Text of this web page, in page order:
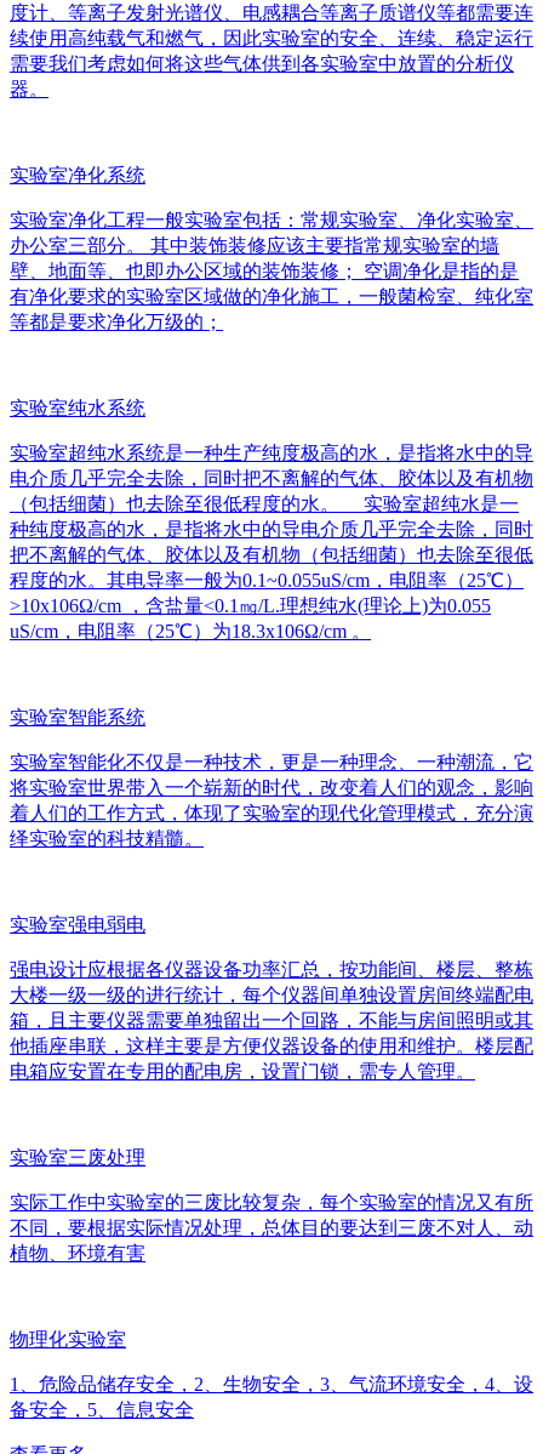
度计、等离子发射光谱仪、电感耦合等离子质谱仪等都需要连
续使用高纯载气和燃气，因此实验室的安全、连续、稳定运行
需要我们考虑如何将这些气体供到各实验室中放置的分析仪
器。
实验室净化系统
实验室净化工程一般实验室包括：常规实验室、净化实验室、
办公室三部分。 其中装饰装修应该主要指常规实验室的墙
壁、地面等、也即办公区域的装饰装修； 空调净化是指的是
有净化要求的实验室区域做的净化施工，一般菌检室、纯化室
等都是要求净化万级的；
实验室纯水系统
实验室超纯水系统是一种生产纯度极高的水，是指将水中的导
电介质几乎完全去除，同时把不离解的气体、胶体以及有机物
（包括细菌）也去除至很低程度的水。 实验室超纯水是一
种纯度极高的水，是指将水中的导电介质几乎完全去除，同时
把不离解的气体、胶体以及有机物（包括细菌）也去除至很低
程度的水。其电导率一般为0.1~0.055uS/cm，电阻率（25℃）
>10x106Ω/cm ，含盐量<0.1㎎/L.理想纯水(理论上)为0.055
uS/cm，电阻率（25℃）为18.3x106Ω/cm 。
实验室智能系统
实验室智能化不仅是一种技术，更是一种理念、一种潮流，它
将实验室世界带入一个崭新的时代，改变着人们的观念，影响
着人们的工作方式，体现了实验室的现代化管理模式，充分演
绎实验室的科技精髓。
实验室强电弱电
强电设计应根据各仪器设备功率汇总，按功能间、楼层、整栋
大楼一级一级的进行统计，每个仪器间单独设置房间终端配电
箱，且主要仪器需要单独留出一个回路，不能与房间照明或其
他插座串联，这样主要是方便仪器设备的使用和维护。楼层配
电箱应安置在专用的配电房，设置门锁，需专人管理。
实验室三废处理
实际工作中实验室的三废比较复杂，每个实验室的情况又有所
不同，要根据实际情况处理，总体目的要达到三废不对人、动
植物、环境有害
物理化实验室
1、危险品储存安全，2、生物安全，3、气流环境安全，4、设
备安全，5、信息安全